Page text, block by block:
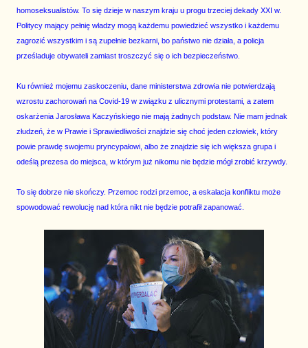
homoseksualistów. To się dzieje w naszym kraju u progu trzeciej dekady XXI w.
Politycy mający pełnię władzy mogą każdemu powiedzieć wszystko i każdemu
zagrozić wszystkim i są zupełnie bezkarni, bo państwo nie działa, a policja
prześladuje obywateli zamiast troszczyć się o ich bezpieczeństwo.
Ku również mojemu zaskoczeniu, dane ministerstwa zdrowia nie potwierdzają
wzrostu zachorowań na Covid-19 w związku z ulicznymi protestami, a zatem
oskarżenia Jarosława Kaczyńskiego nie mają żadnych podstaw. Nie mam jednak
złudzeń, że w Prawie i Sprawiedliwości znajdzie się choć jeden człowiek, który
powie prawdę swojemu pryncypałowi, albo że znajdzie się ich większa grupa i
odeślą prezesa do miejsca, w którym już nikomu nie będzie mógł zrobić krzywdy.
To się dobrze nie skończy. Przemoc rodzi przemoc, a eskalacja konfliktu może
spowodować rewolucję nad która nikt nie będzie potrafił zapanować.